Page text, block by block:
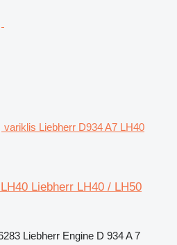
variklis Liebherr D934 A7 LH40
Liebherr LH40 / LH50
Liebherr Engine D 934 A 7